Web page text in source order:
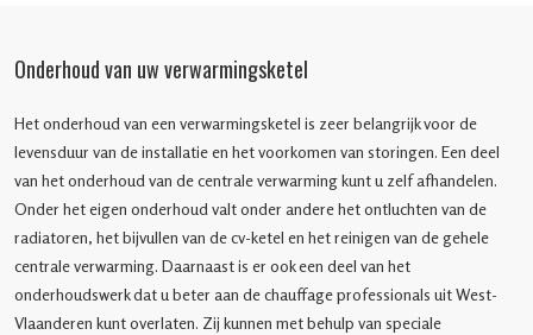
Onderhoud van uw verwarmingsketel
Het onderhoud van een verwarmingsketel is zeer belangrijk voor de
levensduur van de installatie en het voorkomen van storingen. Een deel
van het onderhoud van de centrale verwarming kunt u zelf afhandelen.
Onder het eigen onderhoud valt onder andere het ontluchten van de
radiatoren, het bijvullen van de cv-ketel en het reinigen van de gehele
centrale verwarming. Daarnaast is er ook een deel van het
onderhoudswerk dat u beter aan de chauffage professionals uit West-
Vlaanderen kunt overlaten. Zij kunnen met behulp van speciale